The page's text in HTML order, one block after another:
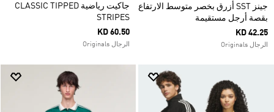
جينز SST أزرق بخصر متوسط الارتفاع
بقصة أرجل مستقيمة
KD 42.25
الرجال Originals
جاكيت رياضية CLASSIC TIPPED
STRIPES
KD 60.50
الرجال Originals